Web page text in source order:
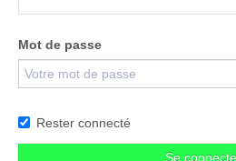
Mot de passe
Rester connecté
Se